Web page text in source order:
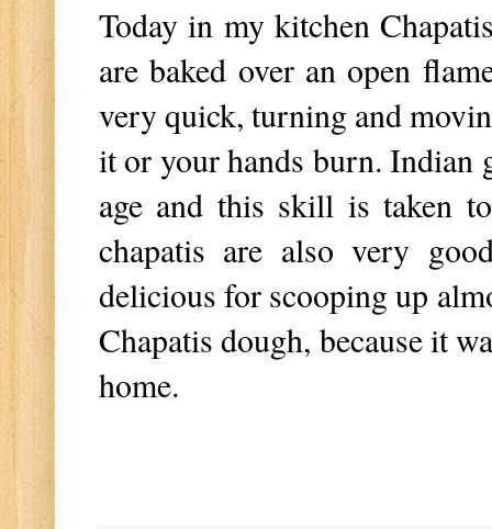
Today in my kitchen
are baked over an open
very quick, turning and
it or your hands burn. Indian
age and this skill is taken
chapatis are also very
delicious for scooping up
Chapatis dough, because it
home.